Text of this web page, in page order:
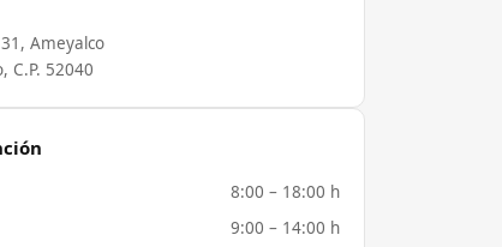
Ameyalco
C.P. 52040
8:00 – 18:00 h
9:00 – 14:00 h